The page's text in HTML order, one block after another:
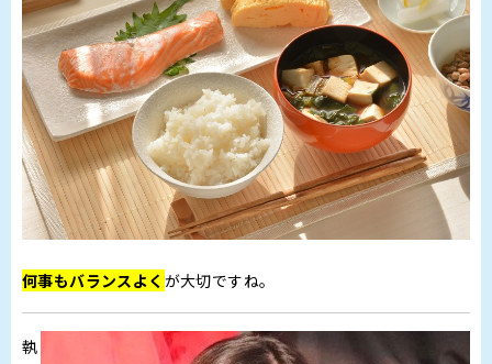
何事もバランスよく が大切ですね。
執